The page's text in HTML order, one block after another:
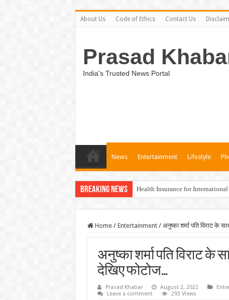
About Us Code of Ethics Contact Us
Prasad
India's Trusted News Portal
News Entertainment Lifestyle
Breaking News Health Insurance for
Unveiling the Best Medical
Home / Entertainment / अनुष्का शर्मा पति विराट के
अनुष्का शर्मा पति विराट
देखिए फोटोज…
Prasad Khabar August 2, 2022
Leave a comment
293 Views